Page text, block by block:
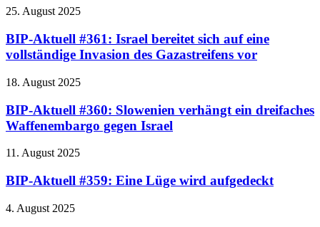
25. August 2025
BIP-Aktuell #361: Israel bereitet sich auf eine
vollständige Invasion des Gazastreifens vor
18. August 2025
BIP-Aktuell #360: Slowenien verhängt ein dreifaches
Waffenembargo gegen Israel
11. August 2025
BIP-Aktuell #359: Eine Lüge wird aufgedeckt
4. August 2025